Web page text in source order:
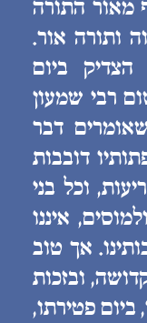
מאור התורה
ותורה אור.
ביום
רבי שמעון
דבר
דובבות
וכל בני
איננו
אך טוב
ובזכות
פטירתו,